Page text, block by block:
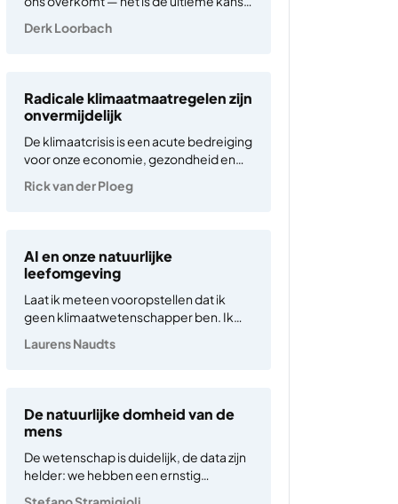
zelfvernietigingssysteem dat de
begon met het loskoppelen van mens
en natuur in…
Derk Loorbach
Radicale klimaatmaatregelen zijn
onvermijdelijk
De klimaatcrisis is een acute bedreiging
voor onze economie, gezondheid en
opwarming van meer dan 2 graden
catastrofale gevolgen: stijgende
zeespiegels, toename van…
Rick van der Ploeg
AI en onze natuurlijke
leefomgeving
Laat ik meteen vooropstellen dat ik
geen klimaatwetenschapper ben. Ik
menswetenschappelijk perspectief
samenleving. Dit onderzoeksdomein
kent niettemin een milieucomponent.
Experts die zich begeven op…
Laurens Naudts
De natuurlijke domheid van de
mens
De wetenschap is duidelijk, de data zijn
helder: we hebben een ernstig